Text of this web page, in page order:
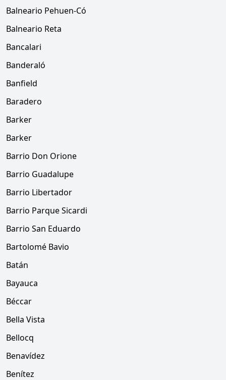
Balneario Pehuen-Có
Balneario Reta
Bancalari
Banderaló
Banfield
Baradero
Barker
Barker
Barrio Don Orione
Barrio Guadalupe
Barrio Libertador
Barrio Parque Sicardi
Barrio San Eduardo
Bartolomé Bavio
Batán
Bayauca
Béccar
Bella Vista
Bellocq
Benavídez
Benítez